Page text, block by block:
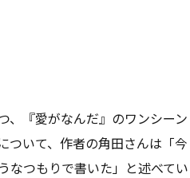
、『愛がなんだ』のワンシーン
ついて、作者の角田さんは「今
なつもりで書いた」と述べてい